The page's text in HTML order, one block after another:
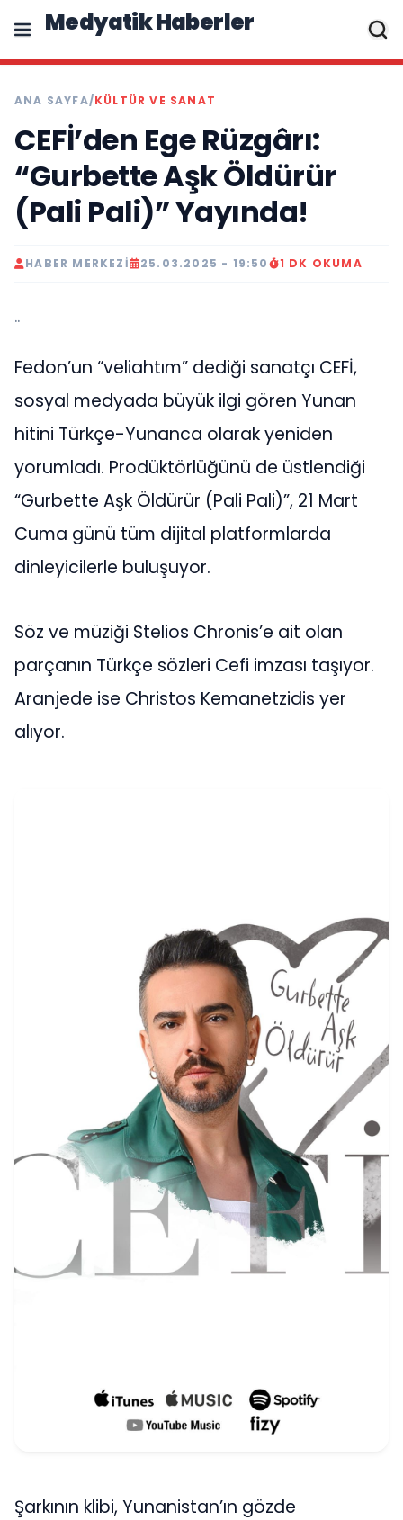
Medyatik Haberler
ANA SAYFA/KÜLTÜR VE SANAT
CEFİ’den Ege Rüzgârı:
“Gurbette Aşk Öldürür
(Pali Pali)” Yayında!
HABER MERKEZI 25.03.2025 - 19:50 1 DK OKUMA
..
Fedon’un “veliahtım” dediği sanatçı CEFİ,
sosyal medyada büyük ilgi gören Yunan
hitini Türkçe-Yunanca olarak yeniden
yorumladı. Prodüktörlüğünü de üstlendiği
“Gurbette Aşk Öldürür (Pali Pali)”, 21 Mart
Cuma günü tüm dijital platformlarda
dinleyicilerle buluşuyor.
Söz ve müziği Stelios Chronis’e ait olan
parçanın Türkçe sözleri Cefi imzası taşıyor.
Aranjede ise Christos Kemanetzidis yer
alıyor.
Şarkının klibi, Yunanistan’ın gözde